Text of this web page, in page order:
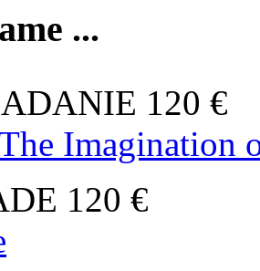
...
120 €
Imagination
120 €